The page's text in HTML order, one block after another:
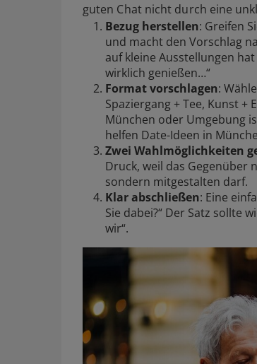
guten Chat nicht durch eine
Bezug herstellen: Greifen
und macht den Vorschlag
auf kleine Ausstellungen
wirklich genießen…“
Format vorschlagen:
Spaziergang + Tee, Kunst +
München oder Umgebung
helfen Date-Ideen in
Zwei Wahlmöglichkeiten
Druck, weil das Gegenüber
sondern mitgestalten darf.
Klar abschließen: Eine
Sie dabei?“ Der Satz sollte
wir“.